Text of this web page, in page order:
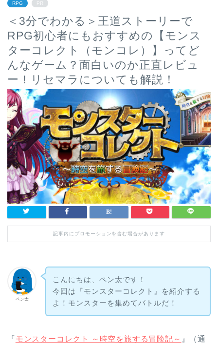
RPG PR
＜3分でわかる＞王道ストーリーで
RPG初心者にもおすすめの【モンス
ターコレクト（モンコレ）】ってど
んなゲーム？面白いのか正直レビュ
ー！リセマラについても解説！
記事内にプロモーションを含む場合があります
ペン太
こんにちは、ペン太です！
今回は『モンスターコレクト』を紹介する
よ！モンスターを集めてバトルだ！
『モンスターコレクト ～時空を旅する冒険記～ 』（通